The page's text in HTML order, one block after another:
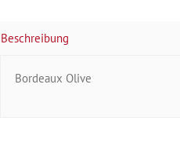
Beschreibung
Bordeaux Olive